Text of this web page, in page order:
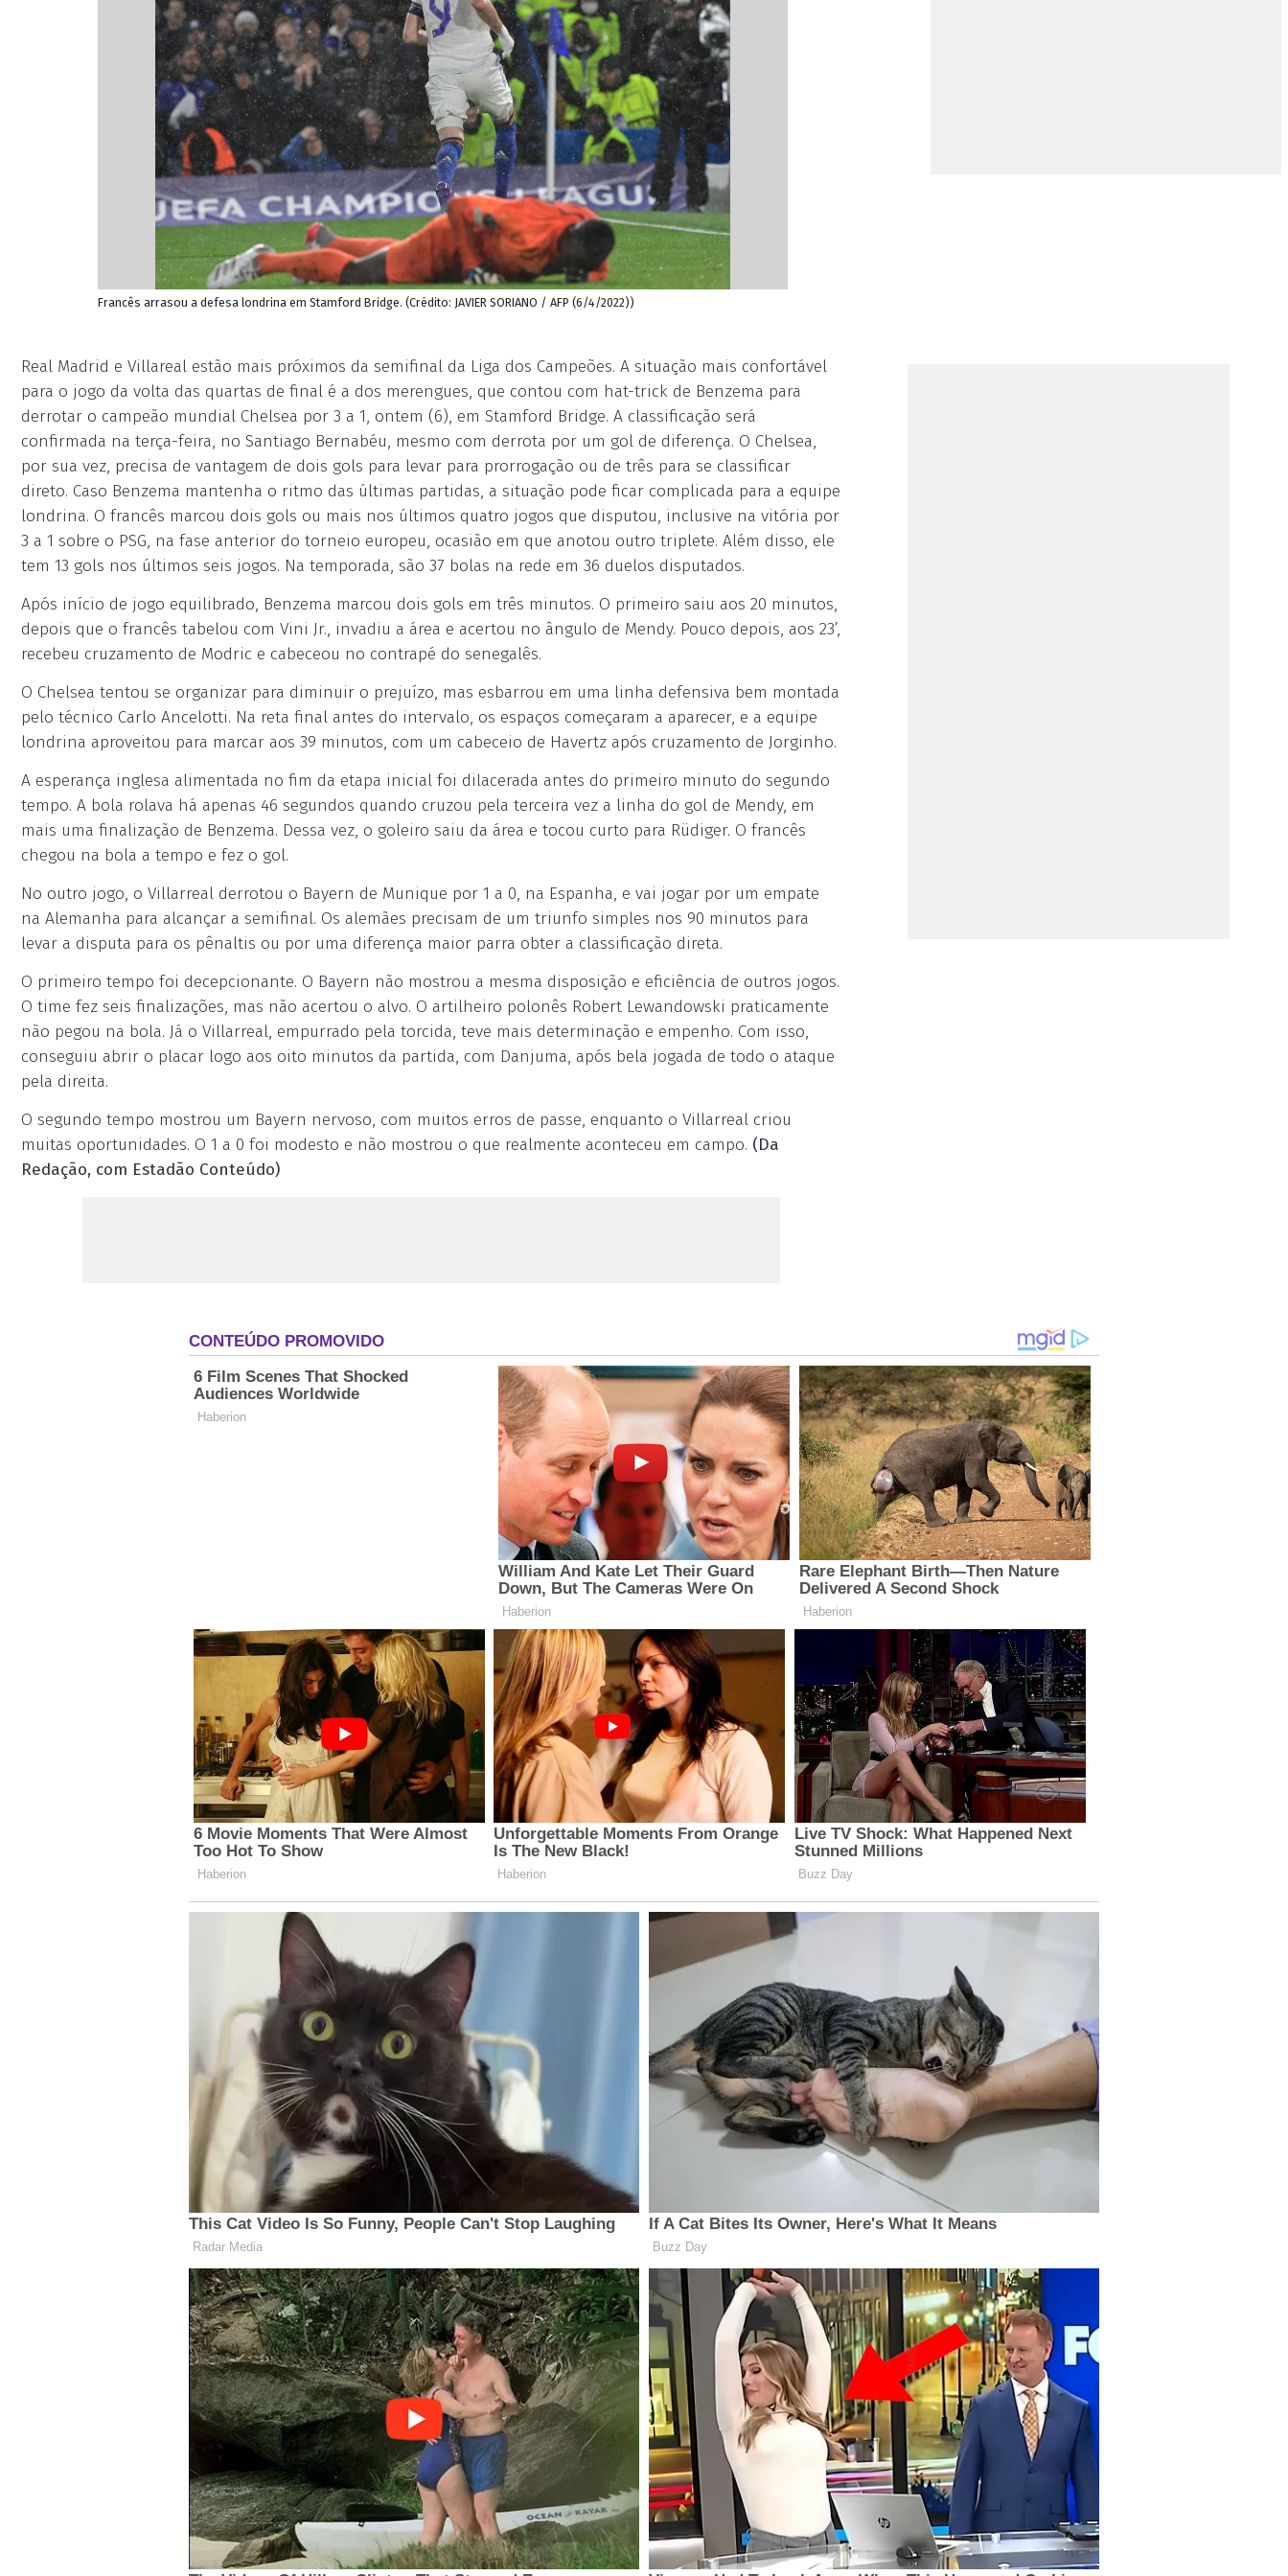
Francês arrasou a defesa londrina em Stamford Bridge. (Crédito: JAVIER SORIANO / AFP (6/4/2022))
Real Madrid e Villareal estão mais próximos da semifinal da Liga dos Campeões. A situação mais confortável
para o jogo da volta das quartas de final é a dos merengues, que contou com hat-trick de Benzema para
derrotar o campeão mundial Chelsea por 3 a 1, ontem (6), em Stamford Bridge. A classificação será
confirmada na terça-feira, no Santiago Bernabéu, mesmo com derrota por um gol de diferença. O Chelsea,
por sua vez, precisa de vantagem de dois gols para levar para prorrogação ou de três para se classificar
direto. Caso Benzema mantenha o ritmo das últimas partidas, a situação pode ficar complicada para a equipe
londrina. O francês marcou dois gols ou mais nos últimos quatro jogos que disputou, inclusive na vitória por
3 a 1 sobre o PSG, na fase anterior do torneio europeu, ocasião em que anotou outro triplete. Além disso, ele
tem 13 gols nos últimos seis jogos. Na temporada, são 37 bolas na rede em 36 duelos disputados.
Após início de jogo equilibrado, Benzema marcou dois gols em três minutos. O primeiro saiu aos 20 minutos,
depois que o francês tabelou com Vini Jr., invadiu a área e acertou no ângulo de Mendy. Pouco depois, aos 23’,
recebeu cruzamento de Modric e cabeceou no contrapé do senegalês.
O Chelsea tentou se organizar para diminuir o prejuízo, mas esbarrou em uma linha defensiva bem montada
pelo técnico Carlo Ancelotti. Na reta final antes do intervalo, os espaços começaram a aparecer, e a equipe
londrina aproveitou para marcar aos 39 minutos, com um cabeceio de Havertz após cruzamento de Jorginho.
A esperança inglesa alimentada no fim da etapa inicial foi dilacerada antes do primeiro minuto do segundo
tempo. A bola rolava há apenas 46 segundos quando cruzou pela terceira vez a linha do gol de Mendy, em
mais uma finalização de Benzema. Dessa vez, o goleiro saiu da área e tocou curto para Rüdiger. O francês
chegou na bola a tempo e fez o gol.
No outro jogo, o Villarreal derrotou o Bayern de Munique por 1 a 0, na Espanha, e vai jogar por um empate
na Alemanha para alcançar a semifinal. Os alemães precisam de um triunfo simples nos 90 minutos para
levar a disputa para os pênaltis ou por uma diferença maior parra obter a classificação direta.
O primeiro tempo foi decepcionante. O Bayern não mostrou a mesma disposição e eficiência de outros jogos.
O time fez seis finalizações, mas não acertou o alvo. O artilheiro polonês Robert Lewandowski praticamente
não pegou na bola. Já o Villarreal, empurrado pela torcida, teve mais determinação e empenho. Com isso,
conseguiu abrir o placar logo aos oito minutos da partida, com Danjuma, após bela jogada de todo o ataque
pela direita.
O segundo tempo mostrou um Bayern nervoso, com muitos erros de passe, enquanto o Villarreal criou
muitas oportunidades. O 1 a 0 foi modesto e não mostrou o que realmente aconteceu em campo. (Da
Redação, com Estadão Conteúdo)